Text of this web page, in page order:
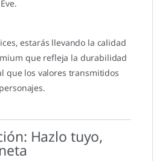
estarás llevando la calidad
que refleja la durabilidad
que los valores transmitidos
Hazlo tuyo,